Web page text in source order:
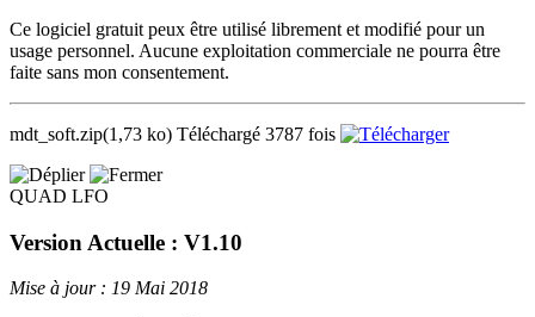
Ce logiciel gratuit peux être utilisé librement et modifié pour un
usage personnel. Aucune exploitation commerciale ne pourra être
faite sans mon consentement.
mdt_soft.zip(1,73 ko) Téléchargé 3787 fois
QUAD LFO
Version Actuelle : V1.10
Mise à jour : 19 Mai 2018